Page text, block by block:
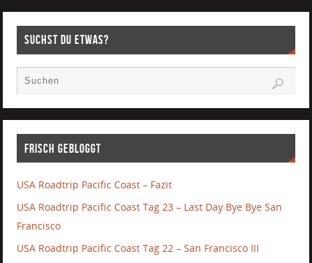
Suchst Du etwas?
Frisch gebloggt
USA Roadtrip Pacific Coast – Fazit
USA Roadtrip Pacific Coast Tag 23 – Last Day Bye Bye San
Francisco
USA Roadtrip Pacific Coast Tag 22 – San Francisco III